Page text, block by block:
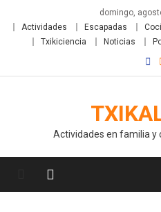
domingo,
Actividades
Escapadas
Txikiciencia
Noticias
Actividades en familia y